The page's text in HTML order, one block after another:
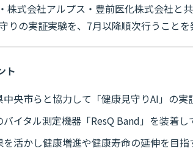
株式会社アルプス・豊前医化株式会社と
りの実証実験を、7月以降順次行うことを
ト
央市らと協力して「健康見守りAI」の実
イタル測定機器「ResQ Band」を装着し
を活かし健康増進や健康寿命の延伸を目指